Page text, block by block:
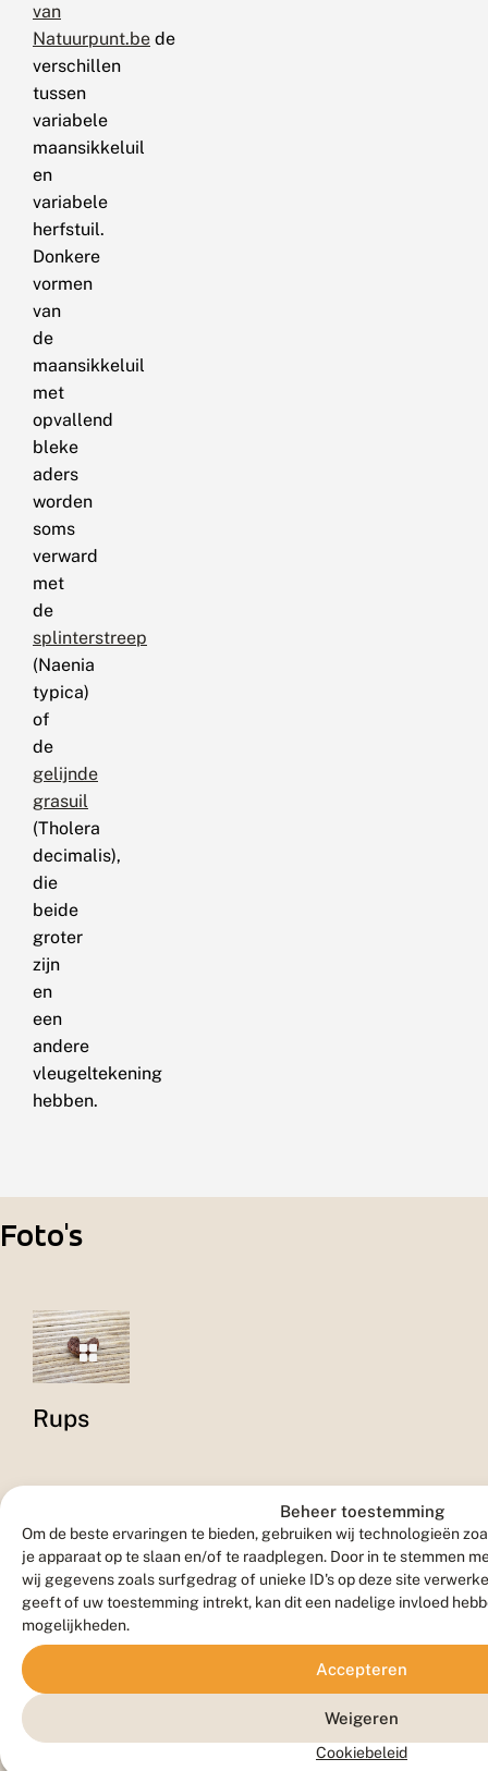
Beheer toestemming
Om de beste ervaringen te bieden, gebruiken wij technologieën
je apparaat op te slaan en/of te raadplegen. Door in te stemmen
wij gegevens zoals surfgedrag of unieke ID's op deze site
geeft of uw toestemming intrekt, kan dit een nadelige invloed
mogelijkheden.
Accepteren
Weigeren
Cookiebeleid
van
Natuurpunt.be de
verschillen
tussen
variabele
maansikkeluil
en
variabele
herfstuil.
Donkere
vormen
van
de
maansikkeluil
met
opvallend
bleke
aders
worden
soms
verward
met
de
splinterstreep
(Naenia
typica)
of
de
gelijnde
grasuil
(Tholera
decimalis),
die
beide
groter
zijn
en
een
andere
vleugeltekening
hebben.
Foto's
Rups
Vlinder